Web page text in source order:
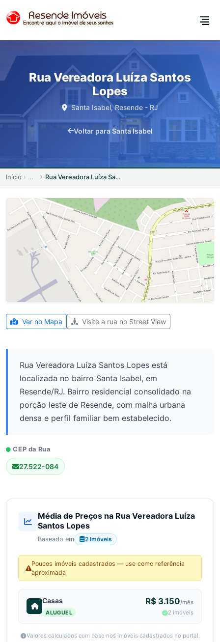
Rua Vereadora Luíza Santos
Lopes
Santa Isabel, Resende - RJ
Voltar para Santa Isabel
Início Rua Vereadora Luíza Santos Lopes
Ver no Mapa Visite a rua no Street View
Rua Vereadora Luíza Santos Lopes está
localizada no bairro Santa Isabel, em
Resende/RJ. Bairro residencial consolidado na
porção leste de Resende, com malha urbana
densa e perfil familiar bem estabelecido.
CEP da Rua
27.522-084
Média de Preços na Rua Vereadora Luíza
Santos Lopes
Baseado em 2 Imóveis
Poucos imóveis cadastrados — use como referência
aproximada
Casas
ALUGUEL
R$ 3.150/mês
2 imóveis
Valores calculados com base nos imóveis cadastrados no portal.